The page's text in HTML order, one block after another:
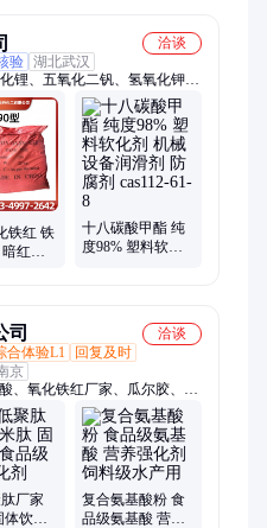
洽谈
验 湖北武汉
锂、五氧化二钒、氢氧化钾、
、次氯酸钙、漂粉精、酪蛋白
酸、酵母膏、氟硅酸钠、单乙
偏钒酸铵、EVA乳液、二硫化
铁红 铁
红色
十八碳酸甲酯 纯
度98% 塑料软化
司
洽谈
合体验L1
回复及时
京
、氧化铁红厂家、瓜尔胶、L-
胱氨酸、维生素C/vc、核黄素
L-蛋氨酸、L-半胱氨酸、L-半
酰胺、L-苯丙氨酸、DL-蛋氨
白/干酪素、海藻酸钠/海藻酸
厂家
饮料
复合氨基酸粉 食
品级氨基酸 营养